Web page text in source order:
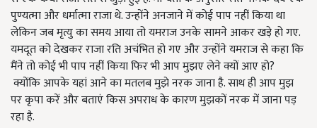
पुण्यत्मा और धर्मात्मा राजा थे. उन्होंने अनजाने में कोई पाप नहीं किया था
लेकिन जब मृत्यु का समय आया तो यमराज उनके सामने आकर खड़े हो गए.
यमदूत को देखकर राजा रति अचंभित हो गए और उन्होंने यमराज से कहा कि
मैंने तो कोई भी पाप नहीं किया फिर भी आप मुझए लेने क्यों आए हो?
क्योंकि आपके यहां आने का मतलब मुझे नरक जाना है. साथ ही आप मुझ
पर कृपा करें और बताएं किस अपराध के कारण मुझकों नरक में जाना पड़
रहा है.